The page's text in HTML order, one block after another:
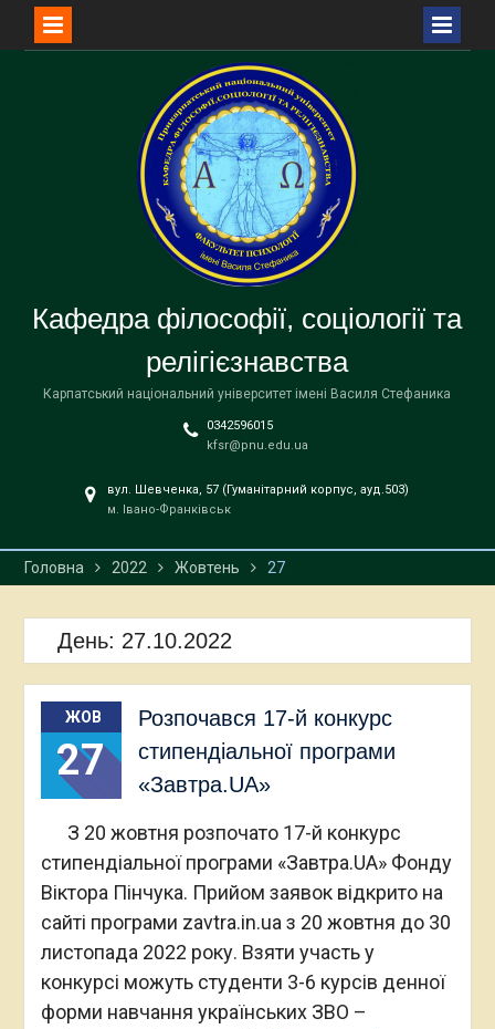
Кафедра філософії, соціології та
релігієзнавства
Карпатський національний університет імені Василя Стефаника
0342596015
kfsr@pnu.edu.ua
вул. Шевченка, 57 (Гуманітарний корпус, ауд.503)
м. Івано-Франківськ
Головна 2022 Жовтень 27
День: 27.10.2022
ЖОВ
27
Розпочався 17-й конкурс
стипендіальної програми
«Завтра.UA»
З 20 жовтня розпочато 17-й конкурс
стипендіальної програми «Завтра.UA» Фонду
Віктора Пінчука. Прийом заявок відкрито на
сайті програми zavtra.in.ua з 20 жовтня до 30
листопада 2022 року. Взяти участь у
конкурсі можуть студенти 3-6 курсів денної
форми навчання українських ЗВО –